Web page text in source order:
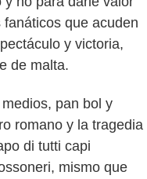
que acuden
y victoria,
de malta.
pan bol y
romano y la tragedia
di tutti capi
mismo que